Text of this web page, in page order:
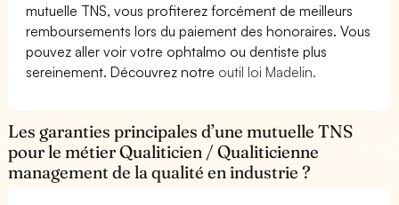
mutuelle TNS, vous profiterez forcément de meilleurs
remboursements lors du paiement des honoraires. Vous
pouvez aller voir votre ophtalmo ou dentiste plus
sereinement. Découvrez notre outil loi Madelin.
Les garanties principales d’une mutuelle TNS
pour le métier Qualiticien / Qualiticienne
management de la qualité en industrie ?